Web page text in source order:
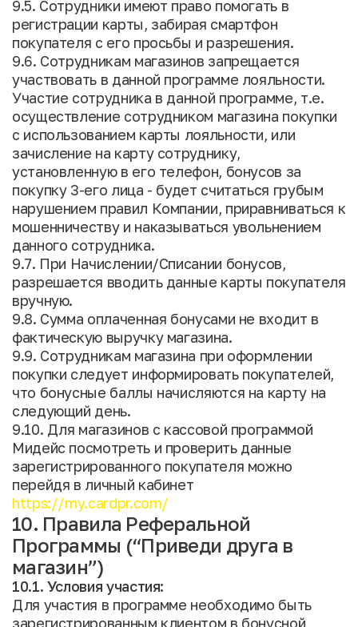
9.5. Сотрудники имеют право помогать в
регистрации карты, забирая смартфон
покупателя с его просьбы и разрешения.
9.6. Сотрудникам магазинов запрещается
участвовать в данной программе лояльности.
Участие сотрудника в данной программе, т.е.
осуществление сотрудником магазина покупки
с использованием карты лояльности, или
зачисление на карту сотруднику,
установленную в его телефон, бонусов за
покупку 3-его лица - будет считаться грубым
нарушением правил Компании, приравниваться к
мошенничеству и наказываться увольнением
данного сотрудника.
9.7. При Начислении/Списании бонусов,
разрешается вводить данные карты покупателя
вручную.
9.8. Сумма оплаченная бонусами не входит в
фактическую выручку магазина.
9.9. Сотрудникам магазина при оформлении
покупки следует информировать покупателей,
что бонусные баллы начисляются на карту на
следующий день.
9.10. Для магазинов с кассовой программой
Мидейс посмотреть и проверить данные
зарегистрированного покупателя можно
перейдя в личный кабинет
https://my.cardpr.com/
10. Правила Реферальной
Программы (“Приведи друга в
магазин”)
10.1. Условия участия:
Для участия в программе необходимо быть
зарегистрированным клиентом в бонусной